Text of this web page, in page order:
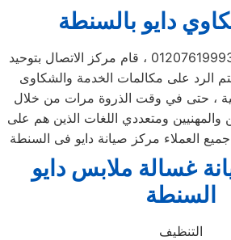
دايو بالسنطة
من خلال رقم الاتصال 01207619993 ، قام مركز الاتصال بتوحيد
الرد على مكالمات الخدمة والشكاوى
خلال 30 ثانية ، حتى في وقت الذروة مرات من خلال
والمهنيين ومتعددي اللغات الذين هم على
جميع العملاء مركز صيانة دايو فى السنطة
غسالة ملابس دايو
السنطة
التنظيف